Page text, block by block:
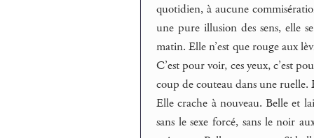
quotidien, à aucune
une pure illusion des sens, elle
matin. Elle n’est que rouge aux
C’est pour voir, ces yeux, c’est
coup de couteau dans une ruelle.
Elle crache à nouveau. Belle et
sans le sexe forcé, sans le noir